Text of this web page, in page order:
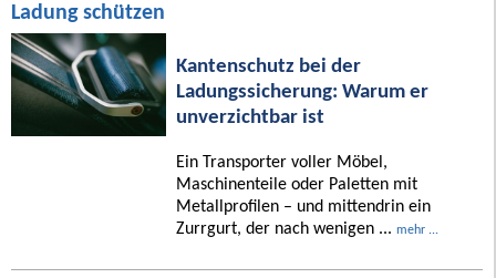
Ladung schützen
Kantenschutz bei der
Ladungssicherung: Warum er
unverzichtbar ist
Ein Transporter voller Möbel,
Maschinenteile oder Paletten mit
Metallprofilen – und mittendrin ein
Zurrgurt, der nach wenigen ... mehr ...